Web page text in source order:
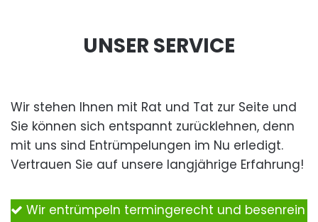
UNSER SERVICE
Wir stehen Ihnen mit Rat und Tat zur Seite und
Sie können sich entspannt zurücklehnen, denn
mit uns sind Entrümpelungen im Nu erledigt.
Vertrauen Sie auf unsere langjährige Erfahrung!
Wir entrümpeln termingerecht und besenrein